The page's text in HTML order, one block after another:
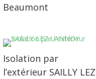
Beaumont
Isolation par
l’extérieur SAILLY LEZ